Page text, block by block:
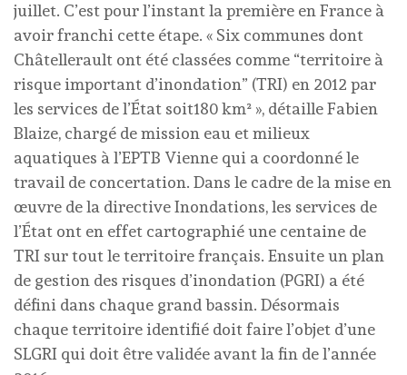
juillet. C’est pour l’instant la première en France à
avoir franchi cette étape. « Six communes dont
Châtellerault ont été classées comme “territoire à
risque important d’inondation” (TRI) en 2012 par
les services de l’État soit180 km² », détaille Fabien
Blaize, chargé de mission eau et milieux
aquatiques à l’EPTB Vienne qui a coordonné le
travail de concertation. Dans le cadre de la mise en
œuvre de la directive Inondations, les services de
l’État ont en effet cartographié une centaine de
TRI sur tout le territoire français. Ensuite un plan
de gestion des risques d’inondation (PGRI) a été
défini dans chaque grand bassin. Désormais
chaque territoire identifié doit faire l’objet d’une
SLGRI qui doit être validée avant la fin de l’année